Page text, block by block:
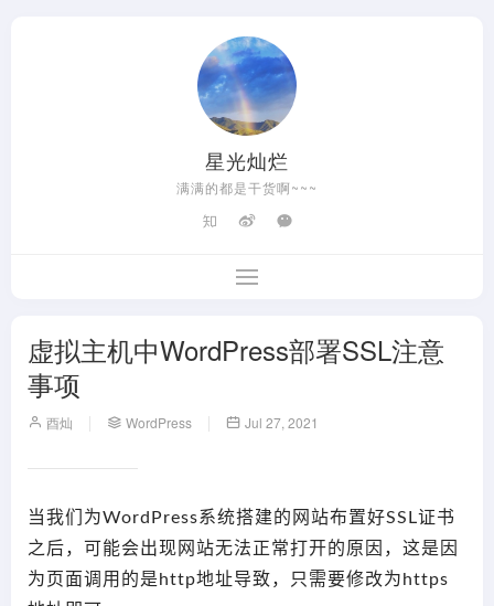
星光灿烂
满满的都是干货啊~~~
虚拟主机中WordPress部署SSL注意
事项
酉灿 WordPress Jul 27, 2021
当我们为WordPress系统搭建的网站布置好SSL证书
之后，可能会出现网站无法正常打开的原因，这是因
为页面调用的是http地址导致，只需要修改为https